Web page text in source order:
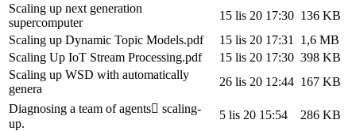
Scaling up next generation
supercomputer
15 lis 20 17:30 136 KB
Scaling up Dynamic Topic Models.pdf
15 lis 20 17:31
1,6 MB
Scaling Up IoT Stream Processing.pdf
15 lis 20 17:30 398 KB
Scaling up WSD with automatically
genera
26 lis 20 12:44 167 KB
Diagnosing a team of agents scaling-
up.
5 lis 20 15:54
286 KB